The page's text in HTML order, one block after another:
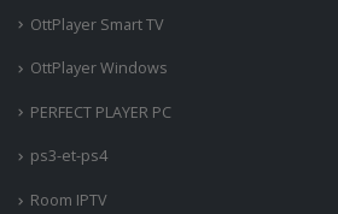
OttPlayer Smart TV
OttPlayer Windows
PERFECT PLAYER PC
ps3-et-ps4
Room IPTV